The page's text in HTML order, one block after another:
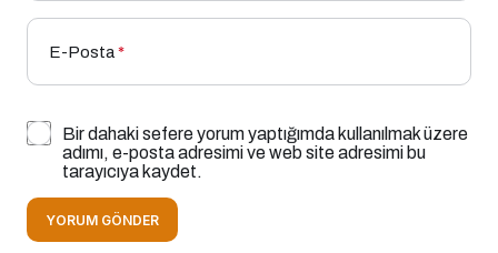
E-Posta*
Bir dahaki sefere yorum yaptığımda kullanılmak üzere
adımı, e-posta adresimi ve web site adresimi bu
tarayıcıya kaydet.
YORUM GÖNDER